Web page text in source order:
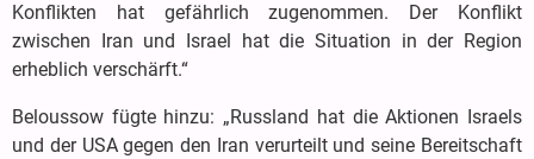
Konflikten hat gefährlich zugenommen. Der Konflikt
zwischen Iran und Israel hat die Situation in der Region
erheblich verschärft.“
Beloussow fügte hinzu: „Russland hat die Aktionen Israels
und der USA gegen den Iran verurteilt und seine Bereitschaft